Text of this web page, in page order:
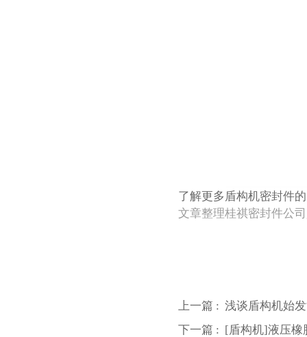
了解更多盾构机密封件
文章整理桂祺密封件公
上一篇 : 浅谈盾构机始
下一篇 : [盾构机]液压橡